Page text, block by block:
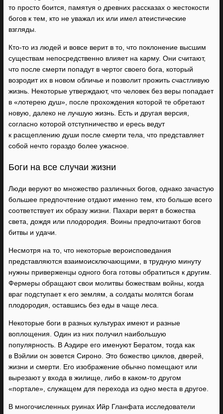
то просто боится, памятуя о древних рассказах о жестокости
богов к тем, кто не уважал их или имел атеистические
взгляды.
Кто-то из людей и вовсе верит в то, что поклонение высшим
существам непосредственно влияет на карму. Они считают,
что после смерти попадут в чертог своего бога, который
возродит их в новом обличье и позволит прожить счастливую
жизнь. Некоторые утверждают, что человек без веры попадает
в «лотерею душ», после прохождения которой те обретают
новую, далеко не лучшую жизнь. Есть и другая версия,
согласно которой отступничество и ересь ведут
к расщеплению души после смерти тела, что представляет
собой нечто гораздо более ужасное.
Боги на все случаи жизни
Люди веруют во множество различных богов, однако зачастую
большее предпочтение отдают именно тем, кто больше всего
соответствует их образу жизни. Пахари верят в божества
света, дождя или плодородия. Воины предпочитают богов
битвы и удачи.
Несмотря на то, что некоторые вероисповедания
представляются взаимоисключающими, в трудную минуту
нужны приверженцы одного бога готовы обратиться к другим.
Фермеры обращают свои молитвы божествам войны, когда
враг подступает к его землям, а солдаты молятся богам
плодородия, оставшись без еды в чаще леса.
Некоторые боги в разных культурах имеют и разные
воплощения. Один из них получил наибольшую
популярность. В Аэдире его именуют Бератом, тогда как
в Вэйлии он зовется Сироно. Это божество циклов, дверей,
жизни и смерти. Его изображение обычно помещают или
вырезают у входа в жилище, либо в каком-то другом
«портале», служащем для перехода из одно места в другое.
В многочисленных руинах Ийр Гланфата исследователи